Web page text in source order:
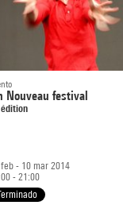
Nouveau festival
- 10 mar 2014
- 21:00